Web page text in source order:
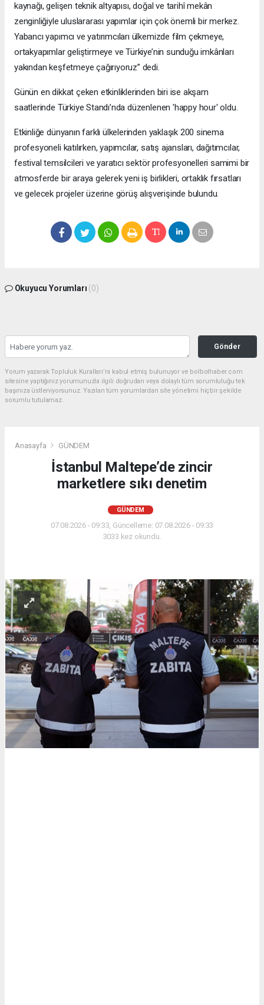
kaynağı, gelişen teknik altyapısı, doğal ve tarihî mekân
zenginliğiyle uluslararası yapımlar için çok önemli bir merkez.
Yabancı yapımcı ve yatırımcıları ülkemizde film çekmeye,
ortakyapımlar geliştirmeye ve Türkiye’nin sunduğu imkânları
yakından keşfetmeye çağırıyoruz” dedi.
Günün en dikkat çeken etkinliklerinden biri ise akşam
saatlerinde Türkiye Standı’nda düzenlenen 'happy hour' oldu.
Etkinliğe dünyanın farklı ülkelerinden yaklaşık 200 sinema
profesyoneli katılırken, yapımcılar, satış ajansları, dağıtımcılar,
festival temsilcileri ve yaratıcı sektör profesyonelleri samimi bir
atmosferde bir araya gelerek yeni iş birlikleri, ortaklık fırsatları
ve gelecek projeler üzerine görüş alışverişinde bulundu.
Okuyucu Yorumları (0)
Gönder
Yorum yazarak Topluluk Kuralları’nı kabul etmiş bulunuyor ve bolbolhaber.com
sitesine yaptığınız yorumunuzla ilgili doğrudan veya dolaylı tüm sorumluluğu tek
başınıza üstleniyorsunuz. Yazılan tüm yorumlardan site yönetimi hiçbir şekilde
sorumlu tutulamaz.
Anasayfa GÜNDEM
İstanbul Maltepe’de zincir
marketlere sıkı denetim
GÜNDEM
07.08.2026 - 09:33, Güncelleme: 07.08.2026 - 09:33
3033 kez okundu.